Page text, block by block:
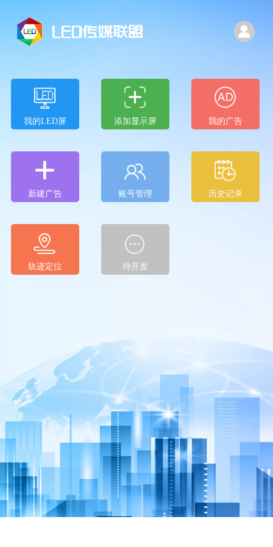
我的LED屏 添加显示屏 我的广告
新建广告 账号管理 历史记录
轨迹定位 待开发